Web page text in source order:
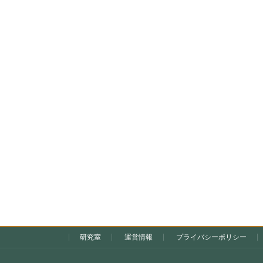
研究室 運営情報 プライバシーポリシー